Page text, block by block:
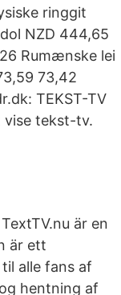
ringgit
NZD 444,65
Rumænske lei
73,42
TEKST-TV
vise tekst-tv.
är en
är ett
alle fans af
hentning af